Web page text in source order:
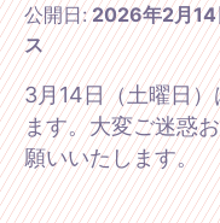
公開日:2026年2月14
ス
3月14日（土曜日
ます。大変ご迷惑
願いいたします。